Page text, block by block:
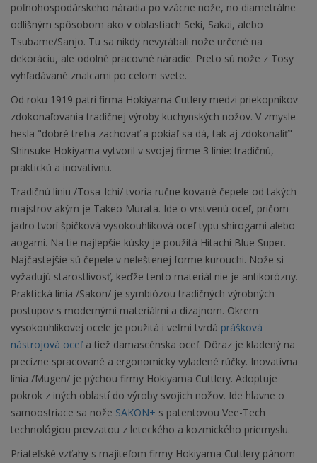
poľnohospodárskeho náradia po vzácne nože, no diametrálne
odlišným spôsobom ako v oblastiach Seki, Sakai, alebo
Tsubame/Sanjo. Tu sa nikdy nevyrábali nože určené na
dekoráciu, ale odolné pracovné náradie. Preto sú nože z Tosy
vyhľadávané znalcami po celom svete.
Od roku 1919 patrí firma Hokiyama Cutlery medzi priekopníkov
zdokonaľovania tradičnej výroby kuchynských nožov. V zmysle
hesla "dobré treba zachovať a pokiaľ sa dá, tak aj zdokonaliť"
Shinsuke Hokiyama vytvoril v svojej firme 3 línie: tradičnú,
praktickú a inovatívnu.
Tradičnú líniu /Tosa-Ichi/ tvoria ručne kované čepele od takých
majstrov akým je Takeo Murata. Ide o vrstvenú oceľ, pričom
jadro tvorí špičková vysokouhlíková oceľ typu shirogami alebo
aogami. Na tie najlepšie kúsky je použitá Hitachi Blue Super.
Najčastejšie sú čepele v neleštenej forme kurouchi. Nože si
vyžadujú starostlivosť, keďže tento materiál nie je antikorózny.
Praktická línia /Sakon/ je symbiózou tradičných výrobných
postupov s modernými materiálmi a dizajnom. Okrem
vysokouhlíkovej ocele je použitá i veľmi tvrdá prášková
nástrojová oceľa tiež damascénska oceľ. Dôraz je kladený na
precízne spracované a ergonomicky vyladené rúčky. Inovatívna
línia /Mugen/ je pýchou firmy Hokiyama Cuttlery. Adoptuje
pokrok z iných oblastí do výroby svojich nožov. Ide hlavne o
samoostriace sa nože SAKON+ s patentovou Vee-Tech
technológiou prevzatou z leteckého a kozmického priemyslu.
Priateľské vzťahy s majiteľom firmy Hokiyama Cuttlery pánom